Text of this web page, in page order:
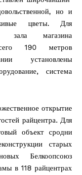
но и
цветы. Для
зала магазина
190 метров
установлены
система
открытие
райцентра. Для
объект сродни
старых
Белкоопсоюз
в 118 райцентрах